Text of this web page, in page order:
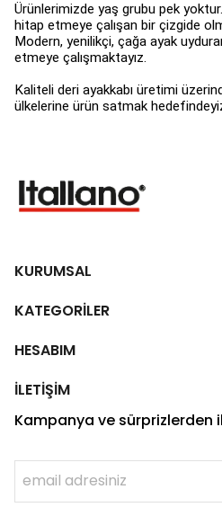
Ürünlerimizde yaş grubu pek
hitap etmeye çalışan bir çizgide
Modern, yenilikçi, çağa ayak
etmeye çalışmaktayız.
Kaliteli deri ayakkabı üretimi
ülkelerine ürün satmak
KURUMSAL
KATEGORİLER
HESABIM
İLETİŞİM
Kampanya ve sürprizlerden